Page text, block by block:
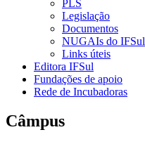
PLS
Legislação
Documentos
NUGAIs do IFSul
Links úteis
Editora IFSul
Fundações de apoio
Rede de Incubadoras
Câmpus